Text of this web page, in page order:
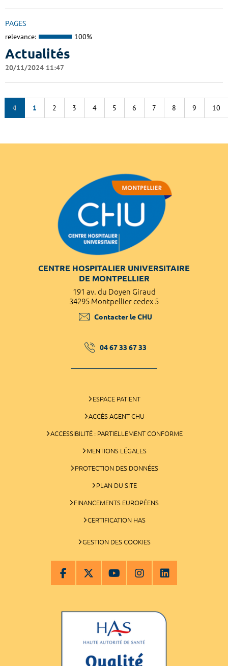
PAGES
relevance: 100%
Actualités
20/11/2024 11:47
1 2 3 4 5 6 7 8 9 10
CENTRE HOSPITALIER UNIVERSITAIRE
DE MONTPELLIER
191 av. du Doyen Giraud
34295 Montpellier cedex 5
Contacter le CHU
04 67 33 67 33
ESPACE PATIENT
ACCÈS AGENT CHU
ACCESSIBILITÉ : PARTIELLEMENT CONFORME
MENTIONS LÉGALES
PROTECTION DES DONNÉES
PLAN DU SITE
FINANCEMENTS EUROPÉENS
CERTIFICATION HAS
GESTION DES COOKIES